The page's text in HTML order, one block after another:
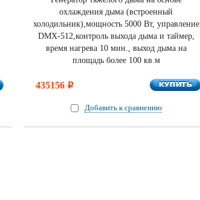
охлаждения дыма (встроенный
холодильник),мощность 5000 Вт, управление
DMX-512,контроль выхода дыма и таймер,
время нагрева 10 мин., выход дыма на
площадь более 100 кв.м
435156 i КУПИТЬ
КУПИТЬ
Добавить к сравнению